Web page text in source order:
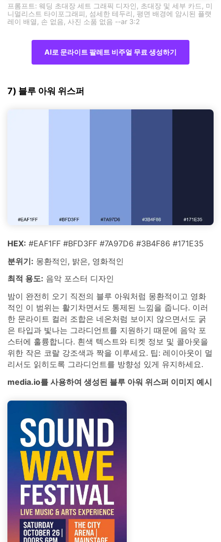
프롬프트: 웨딩 초대장 세트 그래픽 디자인, 초대장 및 세부 카드, 미
니멀리스트 타이포그래피, 섬세한 테두리, 평면 배경에 암시된 플랫
레이 배열, 손 없음, 사진 소품 없음 --ar 3:2
AI로 문라이트 팔레트 비주얼 무료 생성하기
7) 블루 아워 위스퍼
HEX: #EAF1FF #BFD3FF #7A97D6 #3B4F86 #171E35
분위기: 몽환적인, 밝은, 영화적인
최적 용도: 음악 포스터 디자인
밤이 완전히 오기 직전의 블루 아워처럼 몽환적이고 영화
적인 이 범위는 활기차면서도 통제된 느낌을 줍니다. 이러
한 문라이트 컬러 조합은 네온처럼 보이지 않으면서도 굵
은 타입과 빛나는 그라디언트를 지원하기 때문에 음악 포
스터에 훌륭합니다. 흰색 텍스트와 티켓 정보 및 콜아웃을
위한 작은 코랄 강조색과 짝을 이루세요. 팁: 레이아웃이 멀
리서도 읽히도록 그라디언트를 방향성 있게 유지하세요.
media.io를 사용하여 생성된 블루 아워 위스퍼 이미지 예시